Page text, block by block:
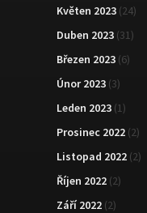
Květen 2023 (24)
Duben 2023 (31)
Březen 2023 (6)
Únor 2023 (3)
Leden 2023 (1)
Prosinec 2022 (2)
Listopad 2022 (2)
Říjen 2022 (2)
Září 2022 (2)